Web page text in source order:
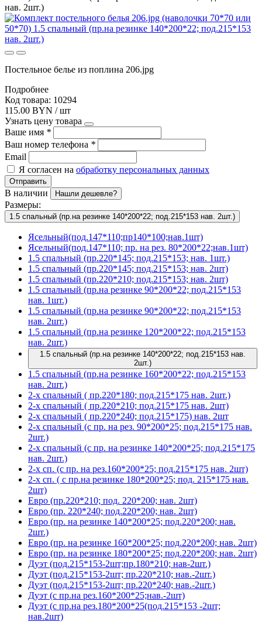
нав. 2шт.)
Постельное белье из поплина 206.jpg
Подробнее
Код товара: 10294
115.00 BYN / шт
Узнать цену товара
Ваше имя *
Ваш номер телефона *
Email
Я согласен на обработку персональных данных
Отправить
В наличии Нашли дешевле?
Размеры:
1.5 спальный (пр.на резинке 140*200*22; под.215*153 нав. 2шт.)
Ясельный(под.147*110;пр140*100;нав.1шт)
Ясельный(под.147*110; пр. на рез. 80*200*22;нав.1шт)
1.5 спальный (пр.220*145; под.215*153; нав. 1шт.)
1.5 спальный (пр.220*145; под.215*153; нав. 2шт)
1.5 спальный (пр.220*210; под.215*153; нав. 2шт)
1.5 спальный (пр.на резинке 90*200*22; под.215*153
нав. 1шт.)
1.5 спальный (пр.на резинке 90*200*22; под.215*153
нав. 2шт.)
1.5 спальный (пр.на резинке 120*200*22; под.215*153
нав. 2шт.)
1.5 спальный (пр.на резинке 140*200*22; под.215*153 нав.
2шт.)
1.5 спальный (пр.на резинке 160*200*22; под.215*153
нав. 2шт.)
2-х спальный ( пр.220*180; под.215*175 нав. 2шт.)
2-х спальный ( пр.220*210; под.215*175 нав. 2шт)
2-х спальный ( пр.220*240; под.215*175) нав. 2шт
2-х спальный (с пр. на рез. 90*200*25; под.215*175 нав.
2шт.)
2-х спальный (с пр. на резинке 140*200*25; под.215*175
нав. 2шт.)
2-х сп. (с пр. на рез.160*200*25; под.215*175 нав. 2шт)
2-х сп. ( с пр.на резинке 180*200*25; под. 215*175 нав.
2шт)
Евро (пр.220*210; под. 220*200; нав. 2шт)
Евро (пр. 220*240; под.220*200; нав. 2шт)
Евро (пр. на резинке 140*200*25; под.220*200; нав.
2шт.)
Евро (пр. на резинке 160*200*25; под.220*200; нав. 2шт)
Евро (пр. на резинке 180*200*25; под.220*200; нав. 2шт)
Дуэт (под.215*153-2шт;пр.180*210; нав-2шт.)
Дуэт (под.215*153-2шт; пр.220*210; нав.-2шт.)
Дуэт (под.215*153-2шт; пр.220*240; нав.-2шт.)
Дуэт (с пр.на рез.160*200*25;нав.-2шт)
Дуэт (с пр.на рез.180*200*25(под.215*153 -2шт;
нав.2шт)